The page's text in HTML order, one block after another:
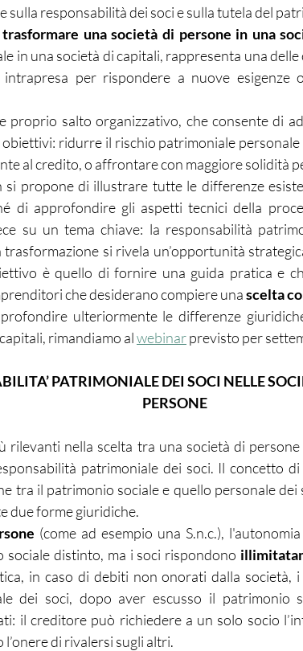
sulla responsabilità dei soci e sulla tutela del
trasformare una società di persone in una
in una società di capitali, rappresenta una
intrapresa per rispondere a nuove esigenze
proprio salto organizzativo, che consente di
obiettivi: ridurre il rischio patrimoniale
al credito, o affrontare con maggiore solidità
si propone di illustrare tutte le differenze
di approfondire gli aspetti tecnici della
su un tema chiave: la responsabilità
si rivela un’opportunità
è quello di fornire una guida pratica e
che desiderano compiere una scelta
ulteriormente le differenze
rimandiamo al webinar previsto per
PATRIMONIALE DEI SOCI NELLE
PERSONE
rilevanti nella scelta tra una società di
patrimoniale dei soci. Il concetto di
tra il patrimonio sociale e quello personale
due forme giuridiche.
(come ad esempio una S.n.c.),
sociale distinto, ma i soci rispondono
in caso di debiti non onorati dalla società,
dei soci, dopo aver escusso il patrimonio
il creditore può richiedere a un solo socio
l’onere di rivalersi sugli altri.